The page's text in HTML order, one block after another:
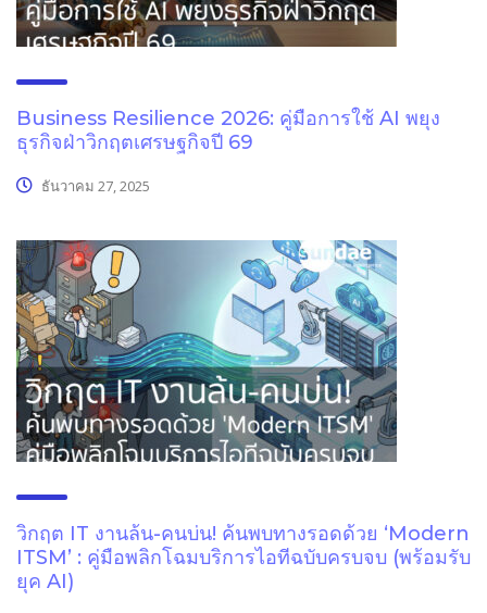
Business Resilience 2026: คู่มือการใช้ AI พยุง
ธุรกิจฝ่าวิกฤตเศรษฐกิจปี 69
ธันวาคม 27, 2025
วิกฤต IT งานล้น-คนบ่น! ค้นพบทางรอดด้วย ‘Modern
ITSM’ : คู่มือพลิกโฉมบริการไอทีฉบับครบจบ (พร้อมรับ
ยุค AI)